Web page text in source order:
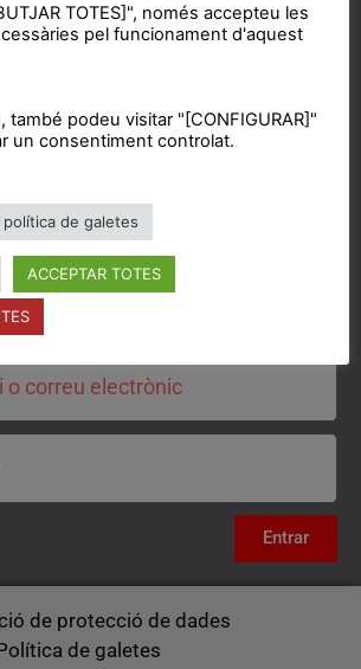
Acosta't a la CUP
CONTACTA
Entrar
de protecció de dades
de galetes
TOTES]", només accepteu les
pel funcionament d'aquest
també podeu visitar "[CONFIGURAR]"
un consentiment controlat.
de galetes
ACCEPTAR TOTES